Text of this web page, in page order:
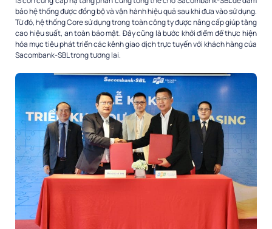
bảo hệ thống được đồng bộ và vận hành hiệu quả sau khi đưa vào sử dụng.
Từ đó, hệ thống Core sử dụng trong toàn công ty được nâng cấp giúp tăng
cao hiệu suất, an toàn bảo mật. Đây cũng là bước khởi điểm để thực hiện
hóa mục tiêu phát triển các kênh giao dịch trực tuyến với khách hàng của
Sacombank-SBL trong tương lai.